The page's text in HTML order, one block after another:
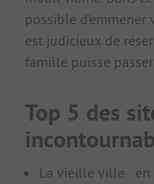
possible d'emmener
est judicieux de
famille puisse
Top 5 des
La vieille ville :